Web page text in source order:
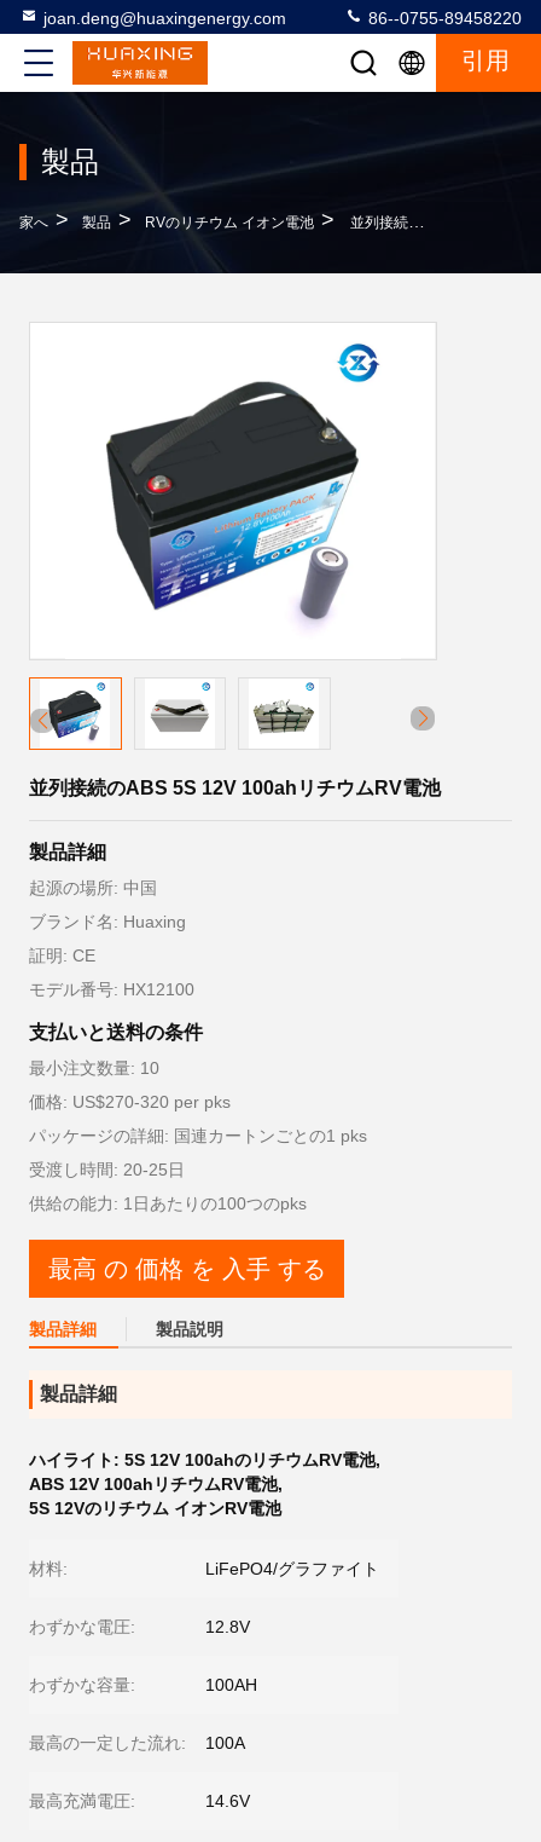
joan.deng@huaxingenergy.com 86--0755-89458220
引用
製品
家へ > 製品 > RVのリチウム イオン電池 > 並列接続のABS 5S 12V 100ahリチウムRV電池
並列接続のABS 5S 12V 100ahリチウムRV電池
製品詳細
起源の場所: 中国
ブランド名: Huaxing
証明: CE
モデル番号: HX12100
支払いと送料の条件
最小注文数量: 10
価格: US$270-320 per pks
パッケージの詳細: 国連カートンごとの1 pks
受渡し時間: 20-25日
供給の能力: 1日あたりの100つのpks
最高 の 価格 を 入手 する
製品詳細 製品説明
製品詳細
ハイライト: 5S 12V 100ahのリチウムRV電池,
ABS 12V 100ahリチウムRV電池,
5S 12Vのリチウム イオンRV電池
材料: LiFePO4/グラファイト
わずかな電圧: 12.8V
わずかな容量: 100AH
最高の一定した流れ: 100A
最高充満電圧: 14.6V